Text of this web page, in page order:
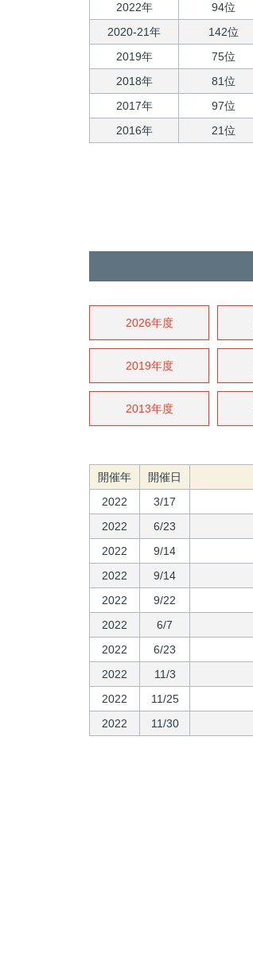
2022年
94位
2020-21年
142位
2019年
75位
2018年
81位
2017年
97位
2016年
21位
2026年度
2019年度
2013年度
開催年 開催日
2022
3/17
2022
6/23
2022
9/14
2022
9/14
2022
9/22
2022
6/7
2022
6/23
2022
11/3
2022
11/25
2022
11/30